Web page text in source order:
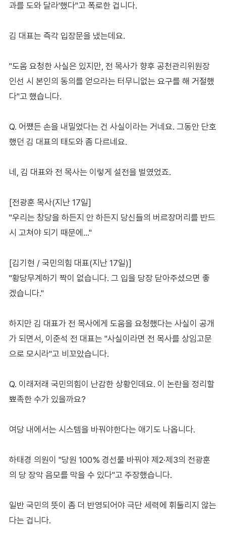
과를 도와 달라'했다"고 폭로한 겁니다.
김 대표는 즉각 입장문을 냈는데요.
"도움 요청한 사실은 있지만, 전 목사가 향후 공천관리위원장
인선 시 본인의 동의를 얻으라는 터무니없는 요구를 해 거절했
다"고 했습니다.
Q. 어쨌든 손을 내밀었다는 건 사실이라는 거네요. 그동안 단호
했던 김 대표의 태도와 좀 다르네요.
네, 김 대표와 전 목사는 이렇게 설전을 벌였었죠.
[전광훈 목사(지난 17일]
"우리는 창당을 하든지 안 하든지 당신들의 버르장머리를 반드
시 고쳐야 되기 때문에…"
[김기현 / 국민의힘 대표(지난 17일)]
"황당무계하기 짝이 없습니다. 그 입을 당장 닫아주셨으면 좋
겠습니다."
하지만 김 대표가 전 목사에게 도움을 요청했다는 사실이 공개
가 되면서, 이준석 전 대표는 "사실이라면 전 목사를 상임고문
으로 모시라"고 비꼬았습니다.
Q. 이래저래 국민의힘이 난감한 상황인데요. 이 논란을 정리할
뾰족한 수가 있을까요?
여당 내에서는 시스템을 바꿔야한다는 애기도 나옵니다.
하태경 의원이 "당원 100% 경선룰 바꿔야 제2·제3의 전광훈
의 당 장악 음모를 막을 수 있다"고 주장했습니다.
일반 국민의 뜻이 좀 더 반영되어야 극단 세력에 휘둘리지 않는
다는 겁니다.